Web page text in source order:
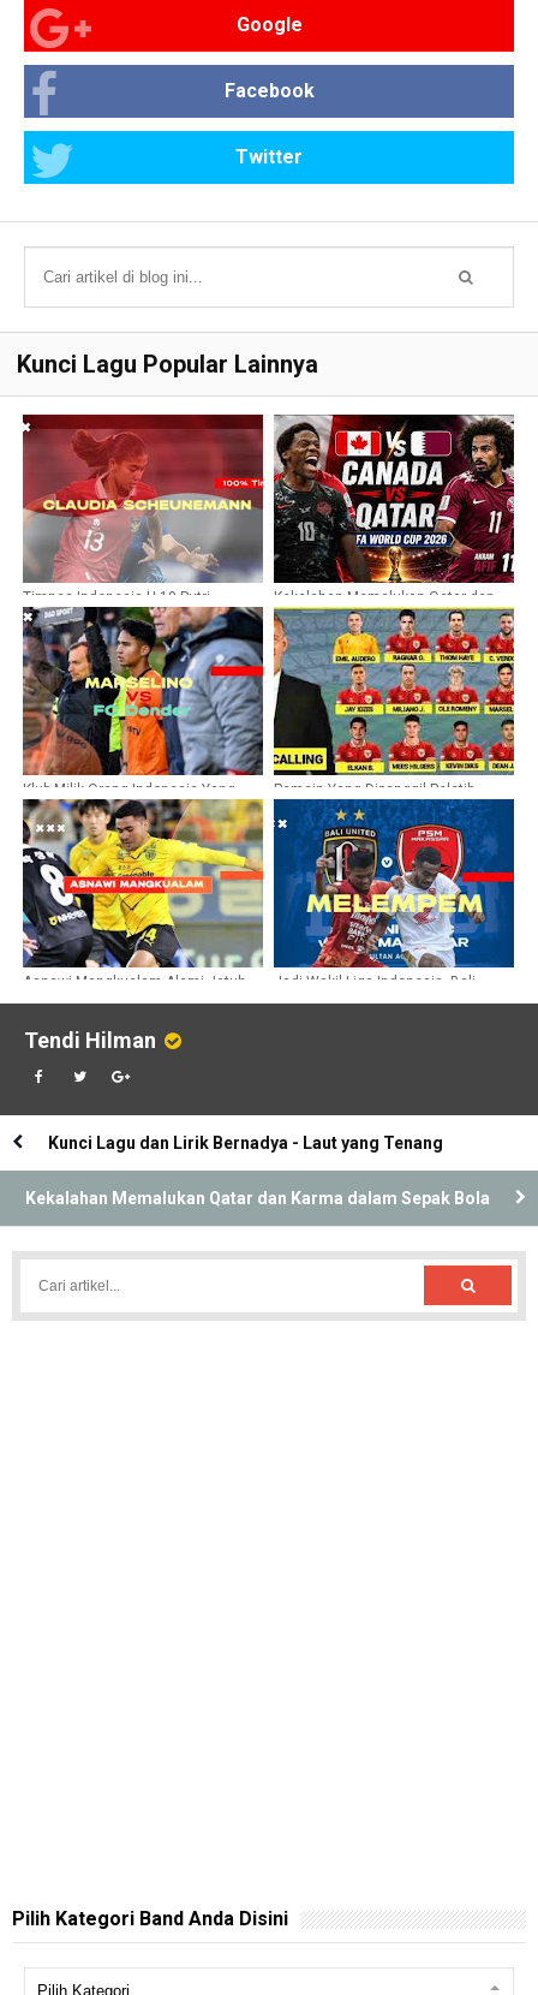
Google
Facebook
Twitter
Kunci Lagu Popular Lainnya
Timnas Indonesia U-19 Putri
Catatkan Sejarah
Kekalahan Memalukan Qatar dan
Karma dalam Sepak Bola
Klub Milik Orang Indonesia Yang
Jadi Musuh Marselino di Liga Belgia
Pemain Yang Dipanggil Pelatih
Timnas Indonesia, John Herdman,
untuk FIFA Series 2026
Asnawi Mangkualam Alami Jatuh
Jadi Wakil Liga Indonesia, Bali
Tendi Hilman
Kunci Lagu dan Lirik Bernadya - Laut yang Tenang
Kekalahan Memalukan Qatar dan Karma dalam Sepak Bola
Pilih Kategori Band Anda Disini